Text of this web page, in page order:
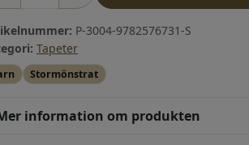
P-3004-9782576731-S
Tapeter
Stormönstrat
information om produkten